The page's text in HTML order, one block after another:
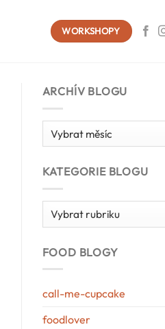
WORKSHOPY
ARCHÍV BLOGU
blogu
KATEGORIE BLOGU
Kategorie
blogu
FOOD BLOGY
call-me-cupcake
foodlover